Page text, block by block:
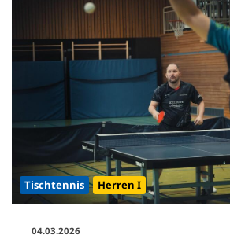
Tischtennis Herren I
04.03.2026